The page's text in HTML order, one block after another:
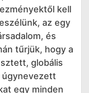
kell
az egy
és
tűrjük, hogy a
globális
egy minden